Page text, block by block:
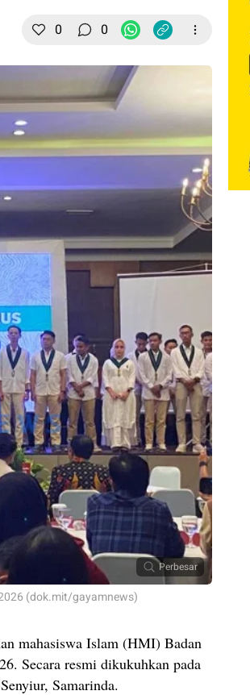
0 0
Perbesar
(dok.mit/gayamnews)
mahasiswa Islam (HMI) Badan
Secara resmi dikukuhkan pada
Samarinda.